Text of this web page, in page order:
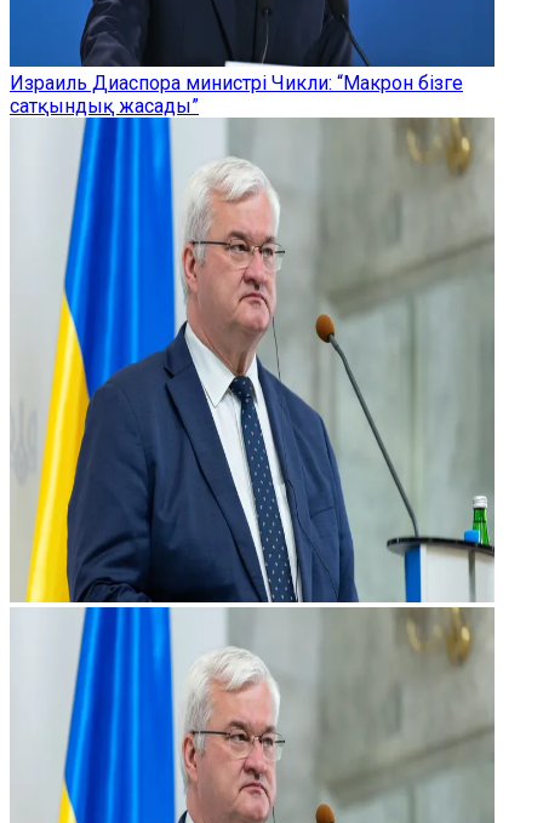
Израиль Диаспора министрі Чикли: “Макрон бізге
сатқындық жасады”